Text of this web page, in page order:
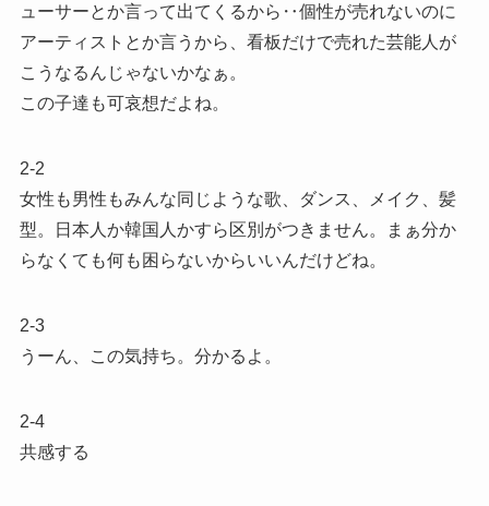
ューサーとか言って出てくるから‥個性が売れないのに
アーティストとか言うから、看板だけで売れた芸能人が
こうなるんじゃないかなぁ。
この子達も可哀想だよね。
2-2
女性も男性もみんな同じような歌、ダンス、メイク、髪
型。日本人か韓国人かすら区別がつきません。まぁ分か
らなくても何も困らないからいいんだけどね。
2-3
うーん、この気持ち。分かるよ。
2-4
共感する